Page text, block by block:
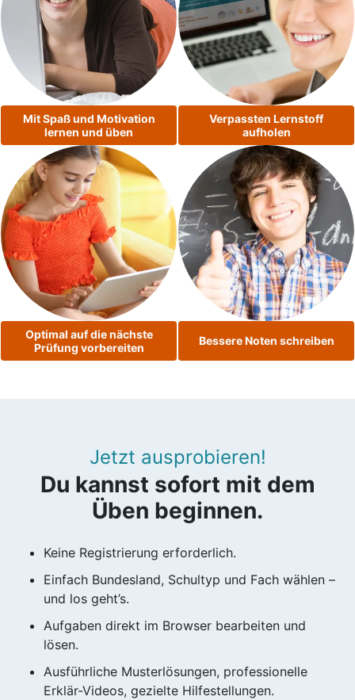
Mit Spaß und Motivation
lernen und üben
Verpassten Lernstoff
aufholen
Optimal auf die nächste
Prüfung vorbereiten
Bessere Noten schreiben
Jetzt ausprobieren!
Du kannst sofort mit dem
Üben beginnen.
Keine Registrierung erforderlich.
Einfach Bundesland, Schultyp und Fach wählen –
und los geht’s.
Aufgaben direkt im Browser bearbeiten und
lösen.
Ausführliche Musterlösungen, professionelle
Erklär-Videos, gezielte Hilfestellungen.